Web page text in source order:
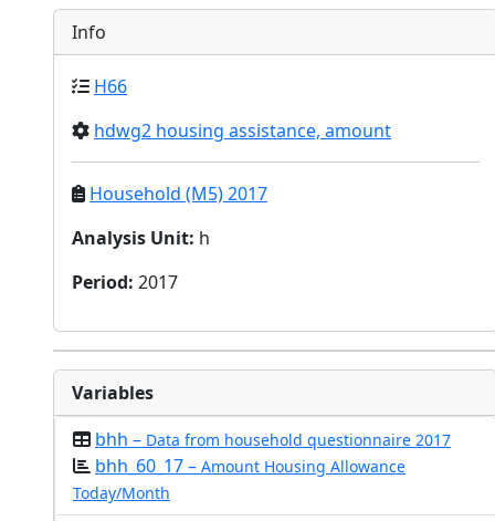
Info
H66
hdwg2 housing assistance, amount
Household (M5) 2017
Analysis Unit: h
Period: 2017
Variables
bhh – Data from household questionnaire 2017
bhh_60_17 – Amount Housing Allowance
Today/Month